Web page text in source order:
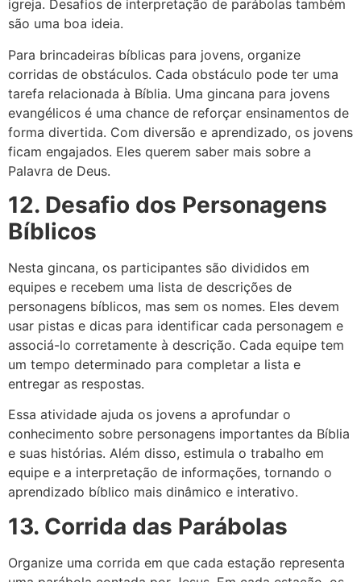
igreja. Desafios de interpretação de parábolas também
são uma boa ideia.
Para brincadeiras bíblicas para jovens, organize
corridas de obstáculos. Cada obstáculo pode ter uma
tarefa relacionada à Bíblia. Uma gincana para jovens
evangélicos é uma chance de reforçar ensinamentos de
forma divertida. Com diversão e aprendizado, os jovens
ficam engajados. Eles querem saber mais sobre a
Palavra de Deus.
12. Desafio dos Personagens
Bíblicos
Nesta gincana, os participantes são divididos em
equipes e recebem uma lista de descrições de
personagens bíblicos, mas sem os nomes. Eles devem
usar pistas e dicas para identificar cada personagem e
associá-lo corretamente à descrição. Cada equipe tem
um tempo determinado para completar a lista e
entregar as respostas.
Essa atividade ajuda os jovens a aprofundar o
conhecimento sobre personagens importantes da Bíblia
e suas histórias. Além disso, estimula o trabalho em
equipe e a interpretação de informações, tornando o
aprendizado bíblico mais dinâmico e interativo.
13. Corrida das Parábolas
Organize uma corrida em que cada estação representa